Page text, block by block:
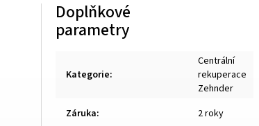
Doplňkové
parametry
Kategorie:
Centrální
rekuperace
Zehnder
Záruka: 2 roky